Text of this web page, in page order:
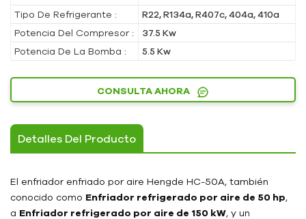
Tipo De Refrigerante :
R22, R134a, R407c, 404a, 410a
Potencia Del Compresor :
37.5 Kw
Potencia De La Bomba :
5.5 Kw
CONSULTA AHORA
Detalles Del Producto
El enfriador enfriado por aire Hengde HC-50A, también
conocido como Enfriador refrigerado por aire de 50 hp,
a Enfriador refrigerado por aire de 150 kW, y un